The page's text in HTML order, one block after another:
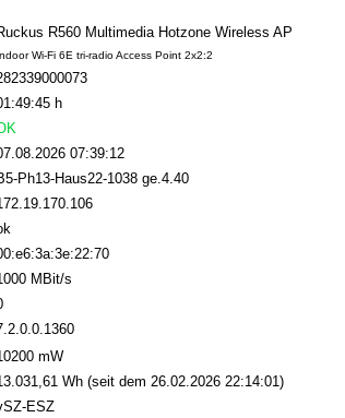
R560 Multimedia Hotzone Wireless AP
Indoor Wi-Fi 6E tri-radio Access Point 2x2:2
h
07:39:12
Ph13-Haus22-1038 ge.4.40
MBit/s
mW
Wh (seit dem 26.02.2026 22:14:01)
ESZ